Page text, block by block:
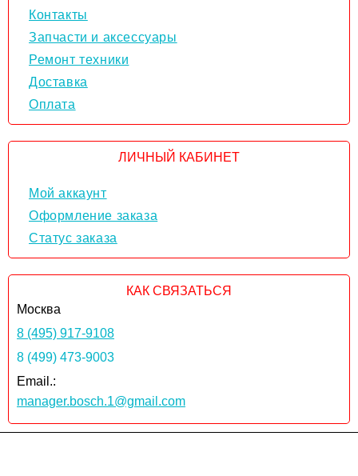
Контакты
Запчасти и аксессуары
Ремонт техники
Доставка
Оплата
ЛИЧНЫЙ КАБИНЕТ
Мой аккаунт
Оформление заказа
Статус заказа
КАК СВЯЗАТЬСЯ
Москва
8 (495) 917-9108
8 (499) 473-9003
Email.:
manager.bosch.1@gmail.com